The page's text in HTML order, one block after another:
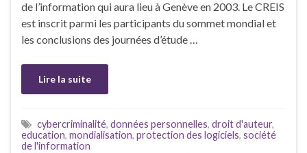
de l’information qui aura lieu à Genève en 2003. Le CREIS
est inscrit parmi les participants du sommet mondial et
les conclusions des journées d’étude …
Lire la suite
cybercriminalité, données personnelles, droit d'auteur,
education, mondialisation, protection des logiciels, société
de l'information